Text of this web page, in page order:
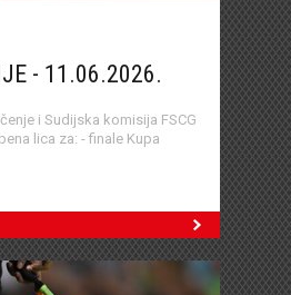
- 11.06.2026.
i Sudijska komisija FSCG
lica za: - finale Kupa